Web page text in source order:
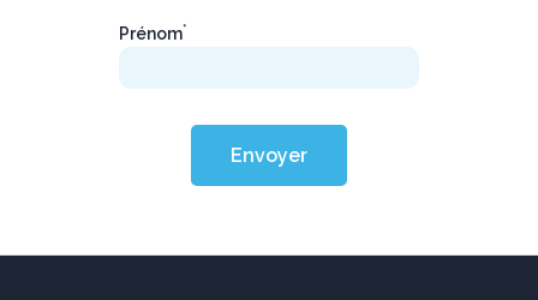
Prénom*
Envoyer